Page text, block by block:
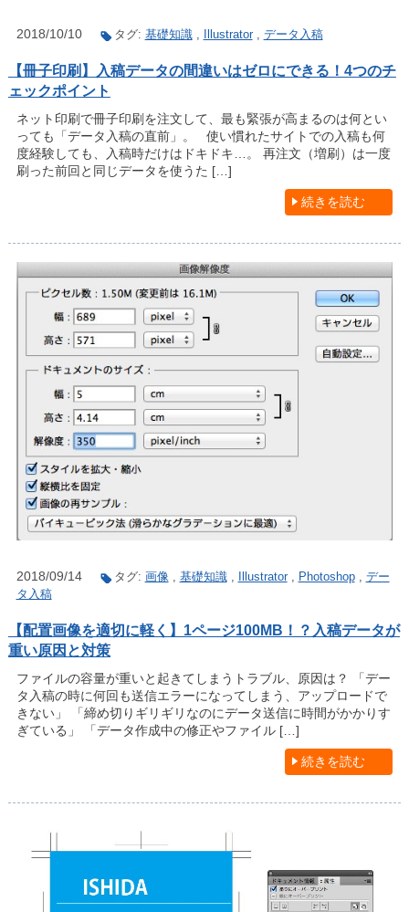
2018/10/10 タグ: 基礎知識, Illustrator, データ入稿
【冊子印刷】入稿データの間違いはゼロにできる！4つのチ
ェックポイント
ネット印刷で冊子印刷を注文して、最も緊張が高まるのは何とい
っても「データ入稿の直前」。 使い慣れたサイトでの入稿も何
度経験しても、入稿時だけはドキドキ…。 再注文（増刷）は一度
刷った前回と同じデータを使うた […]
続きを読む
2018/09/14 タグ: 画像 基礎知識, Illustrator, Photoshop, デー
タ入稿
【配置画像を適切に軽く】1ページ100MB！？入稿データが
重い原因と対策
ファイルの容量が重いと起きてしまうトラブル、原因は？ 「デー
タ入稿の時に何回も送信エラーになってしまう、アップロードで
きない」 「締め切りギリギリなのにデータ送信に時間がかかりす
ぎている」 「データ作成中の修正やファイル […]
続きを読む